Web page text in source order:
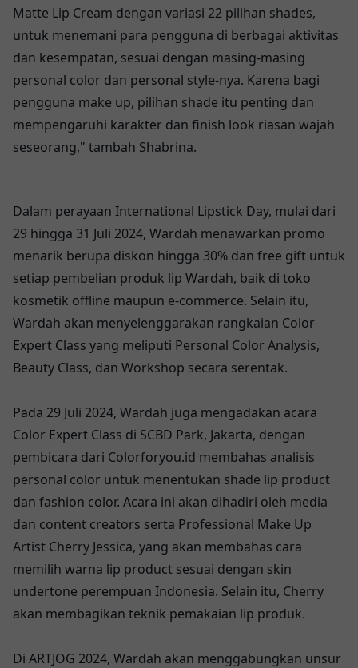
Matte Lip Cream dengan variasi 22 pilihan shades,
untuk menemani para pengguna di berbagai aktivitas
dan kesempatan, sesuai dengan masing-masing
personal color dan personal style-nya. Karena bagi
pengguna make up, pilihan shade itu penting dan
mempengaruhi karakter dan finish look riasan wajah
seseorang," tambah Shabrina.
Dalam perayaan International Lipstick Day, mulai dari
29 hingga 31 Juli 2024, Wardah menawarkan promo
menarik berupa diskon hingga 30% dan free gift untuk
setiap pembelian produk lip Wardah, baik di toko
kosmetik offline maupun e-commerce. Selain itu,
Wardah akan menyelenggarakan rangkaian Color
Expert Class yang meliputi Personal Color Analysis,
Beauty Class, dan Workshop secara serentak.
Pada 29 Juli 2024, Wardah juga mengadakan acara
Color Expert Class di SCBD Park, Jakarta, dengan
pembicara dari Colorforyou.id membahas analisis
personal color untuk menentukan shade lip product
dan fashion color. Acara ini akan dihadiri oleh media
dan content creators serta Professional Make Up
Artist Cherry Jessica, yang akan membahas cara
memilih warna lip product sesuai dengan skin
undertone perempuan Indonesia. Selain itu, Cherry
akan membagikan teknik pemakaian lip produk.
Di ARTJOG 2024, Wardah akan menggabungkan unsur